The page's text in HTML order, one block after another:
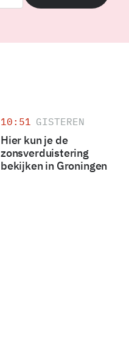
10:51 GISTEREN
Hier kun je de
zonsverduistering
bekijken in Groningen